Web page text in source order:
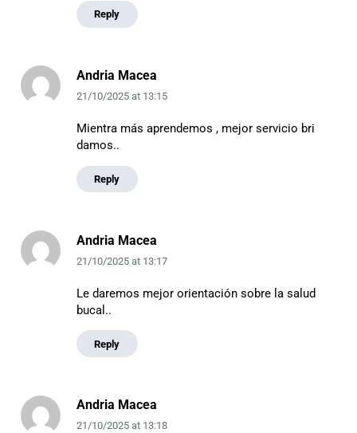
Reply
Andria Macea
21/10/2025at 13:15
Mientra más aprendemos , mejor servicio bri
damos..
Reply
Andria Macea
21/10/2025at 13:17
Le daremos mejor orientación sobre la salud
bucal..
Reply
Andria Macea
21/10/2025at 13:18